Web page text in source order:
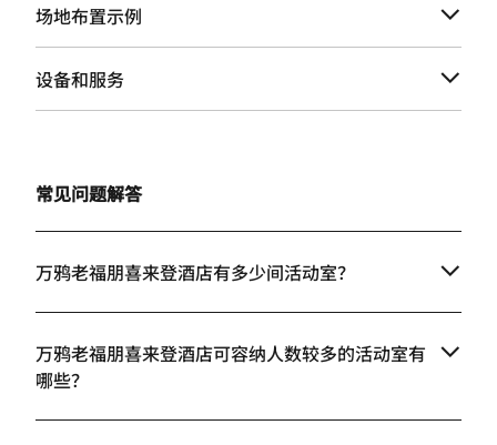
场地布置示例
设备和服务
常见问题解答
万鸦老福朋喜来登酒店有多少间活动室？
万鸦老福朋喜来登酒店可容纳人数较多的活动室有
哪些？